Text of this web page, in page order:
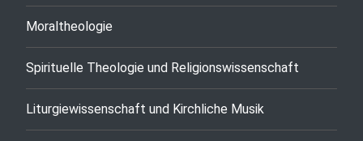
Moraltheologie
Spirituelle Theologie und Religionswissenschaft
Liturgiewissenschaft und Kirchliche Musik